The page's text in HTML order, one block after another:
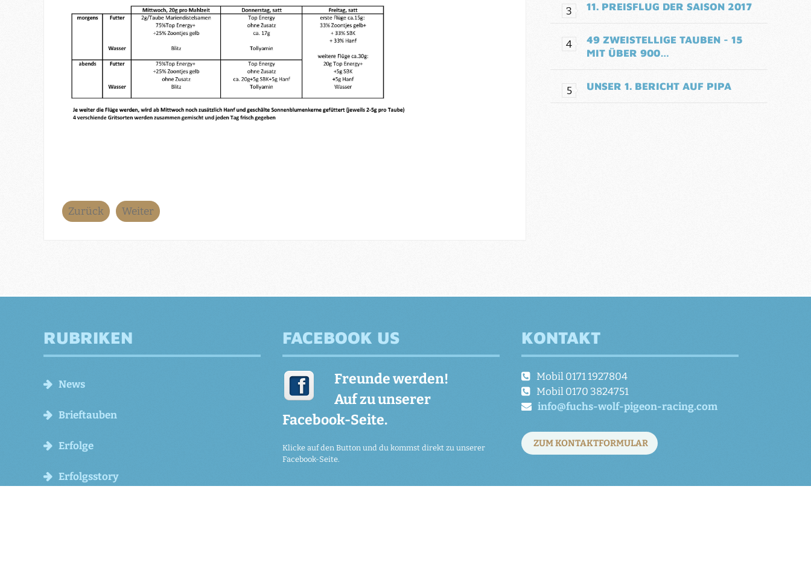
Zurück Weiter
11. PREISFLUG DER SAISON 2017
49 ZWEISTELLIGE TAUBEN - 15
MIT ÜBER 900…
UNSER 1. BERICHT AUF PIPA
RUBRIKEN
News
Brieftauben
Erfolge
Erfolgsstory
FACEBOOK US
Freunde werden!
Auf zu unserer
Facebook-Seite.
Klicke auf den Button und du kommst direkt zu unserer
Facebook-Seite.
KONTAKT
Mobil 0171 1927804
Mobil 0170 3824751
info@fuchs-wolf-pigeon-racing.com
ZUM KONTAKTFORMULAR